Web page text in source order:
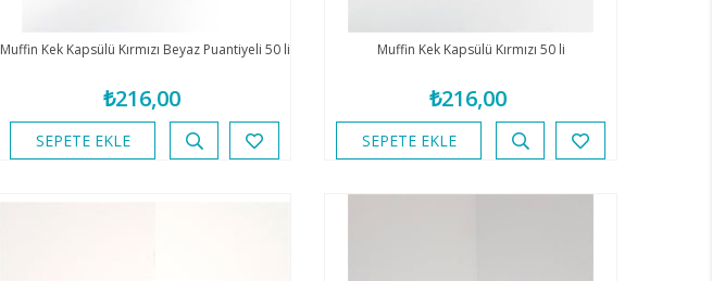
Muffin Kek Kapsülü Kırmızı Beyaz Puantiyeli 50 li
₺216,00
SEPETE EKLE
Muffin Kek Kapsülü Kırmızı 50 li
₺216,00
SEPETE EKLE